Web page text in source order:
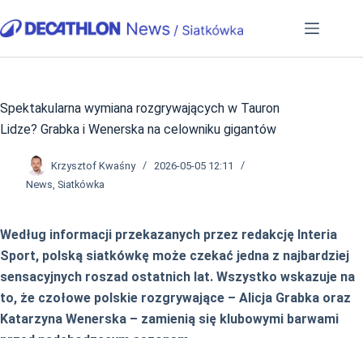
do
Spektakularna wymiana rozgrywających w Tauron
Lidze? Grabka i Wenerska na celowniku gigantów
Krzysztof Kwaśny
2026-05-05 12:11
News, Siatkówka
Według informacji przekazanych przez redakcję Interia
Sport, polską siatkówkę może czekać jedna z najbardziej
sensacyjnych roszad ostatnich lat. Wszystko wskazuje na
to, że czołowe polskie rozgrywające – Alicja Grabka oraz
Katarzyna Wenerska – zamienią się klubowymi barwami